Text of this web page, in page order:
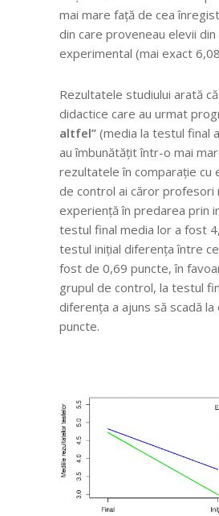
mai mare față de cea
din care proveneau elevii din
experimental (mai exact
Rezultatele studiului arată
didactice care au urmat
altfel” (media la testul final
au îmbunătățit într-o mai
rezultatele în comparație cu
de control ai căror profesori
experiență în predarea prin
testul final media lor a fost
testul inițial diferența între
fost de 0,69 puncte, în
grupul de control, la testul
diferența a ajuns să scadă
puncte.